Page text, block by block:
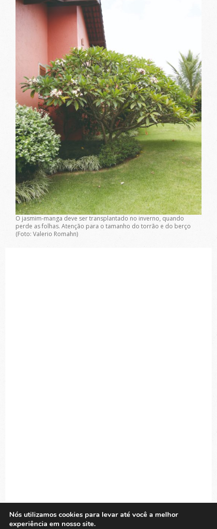
O jasmim-manga deve ser transplantado no inverno, quando
perde as folhas. Atenção para o tamanho do torrão e do berço
(Foto: Valerio Romahn)
Nós utilizamos cookies para levar até você a melhor
experiência em nosso site.